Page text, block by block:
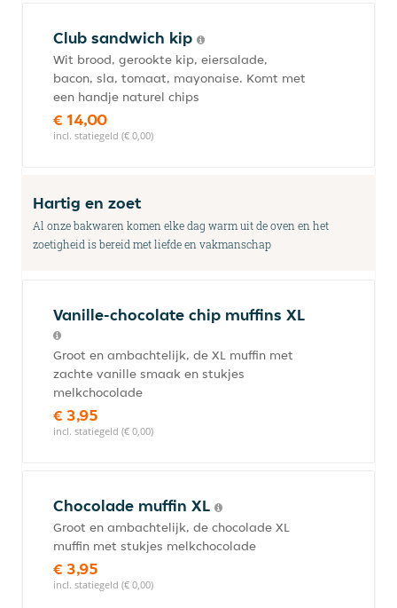
Club sandwich kip
Wit brood, gerookte kip, eiersalade,
bacon, sla, tomaat, mayonaise. Komt met
een handje naturel chips
€ 14,00
incl. statiegeld (€ 0,00)
Hartig en zoet
Al onze bakwaren komen elke dag warm uit de oven en het
zoetigheid is bereid met liefde en vakmanschap
Vanille-chocolate chip muffins XL
Groot en ambachtelijk, de XL muffin met
zachte vanille smaak en stukjes
melkchocolade
€ 3,95
incl. statiegeld (€ 0,00)
Chocolade muffin XL
Groot en ambachtelijk, de chocolade XL
muffin met stukjes melkchocolade
€ 3,95
incl. statiegeld (€ 0,00)